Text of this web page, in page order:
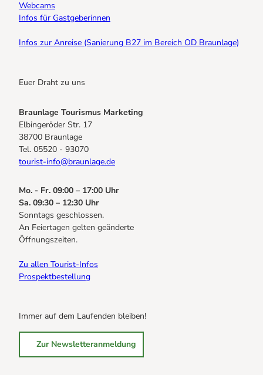
Webcams
Infos für Gastgeberinnen
Infos zur Anreise (Sanierung B27 im Bereich OD Braunlage)
Euer Draht zu uns
Braunlage Tourismus Marketing
Elbingeröder Str. 17
38700 Braunlage
Tel. 05520 - 93070
tourist-info@braunlage.de
Mo. - Fr. 09:00 – 17:00 Uhr
Sa. 09:30 – 12:30 Uhr
Sonntags geschlossen.
An Feiertagen gelten geänderte
Öffnungszeiten.
Zu allen Tourist-Infos
Prospektbestellung
Immer auf dem Laufenden bleiben!
Zur Newsletteranmeldung